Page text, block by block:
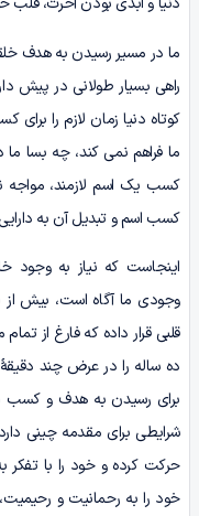
ما در مسیر رسیدن به هدف
راهی بسیار طولانی در پیش
کوتاه دنیا زمان لازم را برای
ما فراهم نمی کند، چه بسا
کسب یک اسم لازمند، مواجه
کسب اسم و تبدیل آن به
اینجاست که نیاز به وجود
وجودی ما آگاه است، بیش
قلبی قرار داده که فارغ از
ده ساله را در عرض چند
برای رسیدن به هدف و کسب
شرایطی برای مقدمه چینی
حرکت کرده و خود را با تفکر
خود را به رحمانیت و